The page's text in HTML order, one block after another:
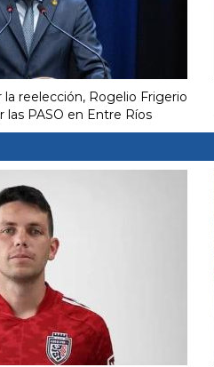
la reelección, Rogelio Frigerio
las PASO en Entre Ríos